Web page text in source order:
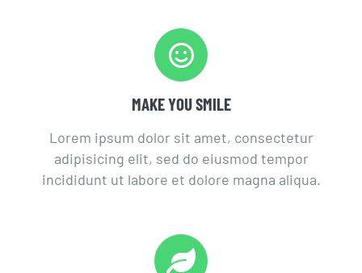
MAKE YOU SMILE
Lorem ipsum dolor sit amet, consectetur
adipisicing elit, sed do eiusmod tempor
incididunt ut labore et dolore magna aliqua.